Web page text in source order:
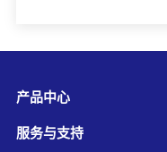
产品中心
服务与支持